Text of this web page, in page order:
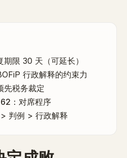
期限 30 天（可延长）
行政解释的约束力
先税务裁定
：对席程序
判例 > 行政解释